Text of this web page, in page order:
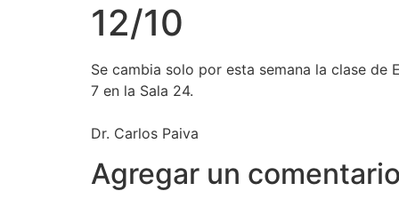
12/10
Se cambia solo por esta semana la clase
7 en la Sala 24.
Dr. Carlos Paiva
Agregar un